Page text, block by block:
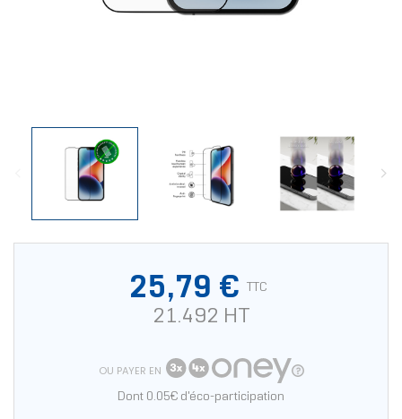
25,79 € TTC
21.492 HT
OU PAYER EN
Dont 0.05€ d'éco-participation